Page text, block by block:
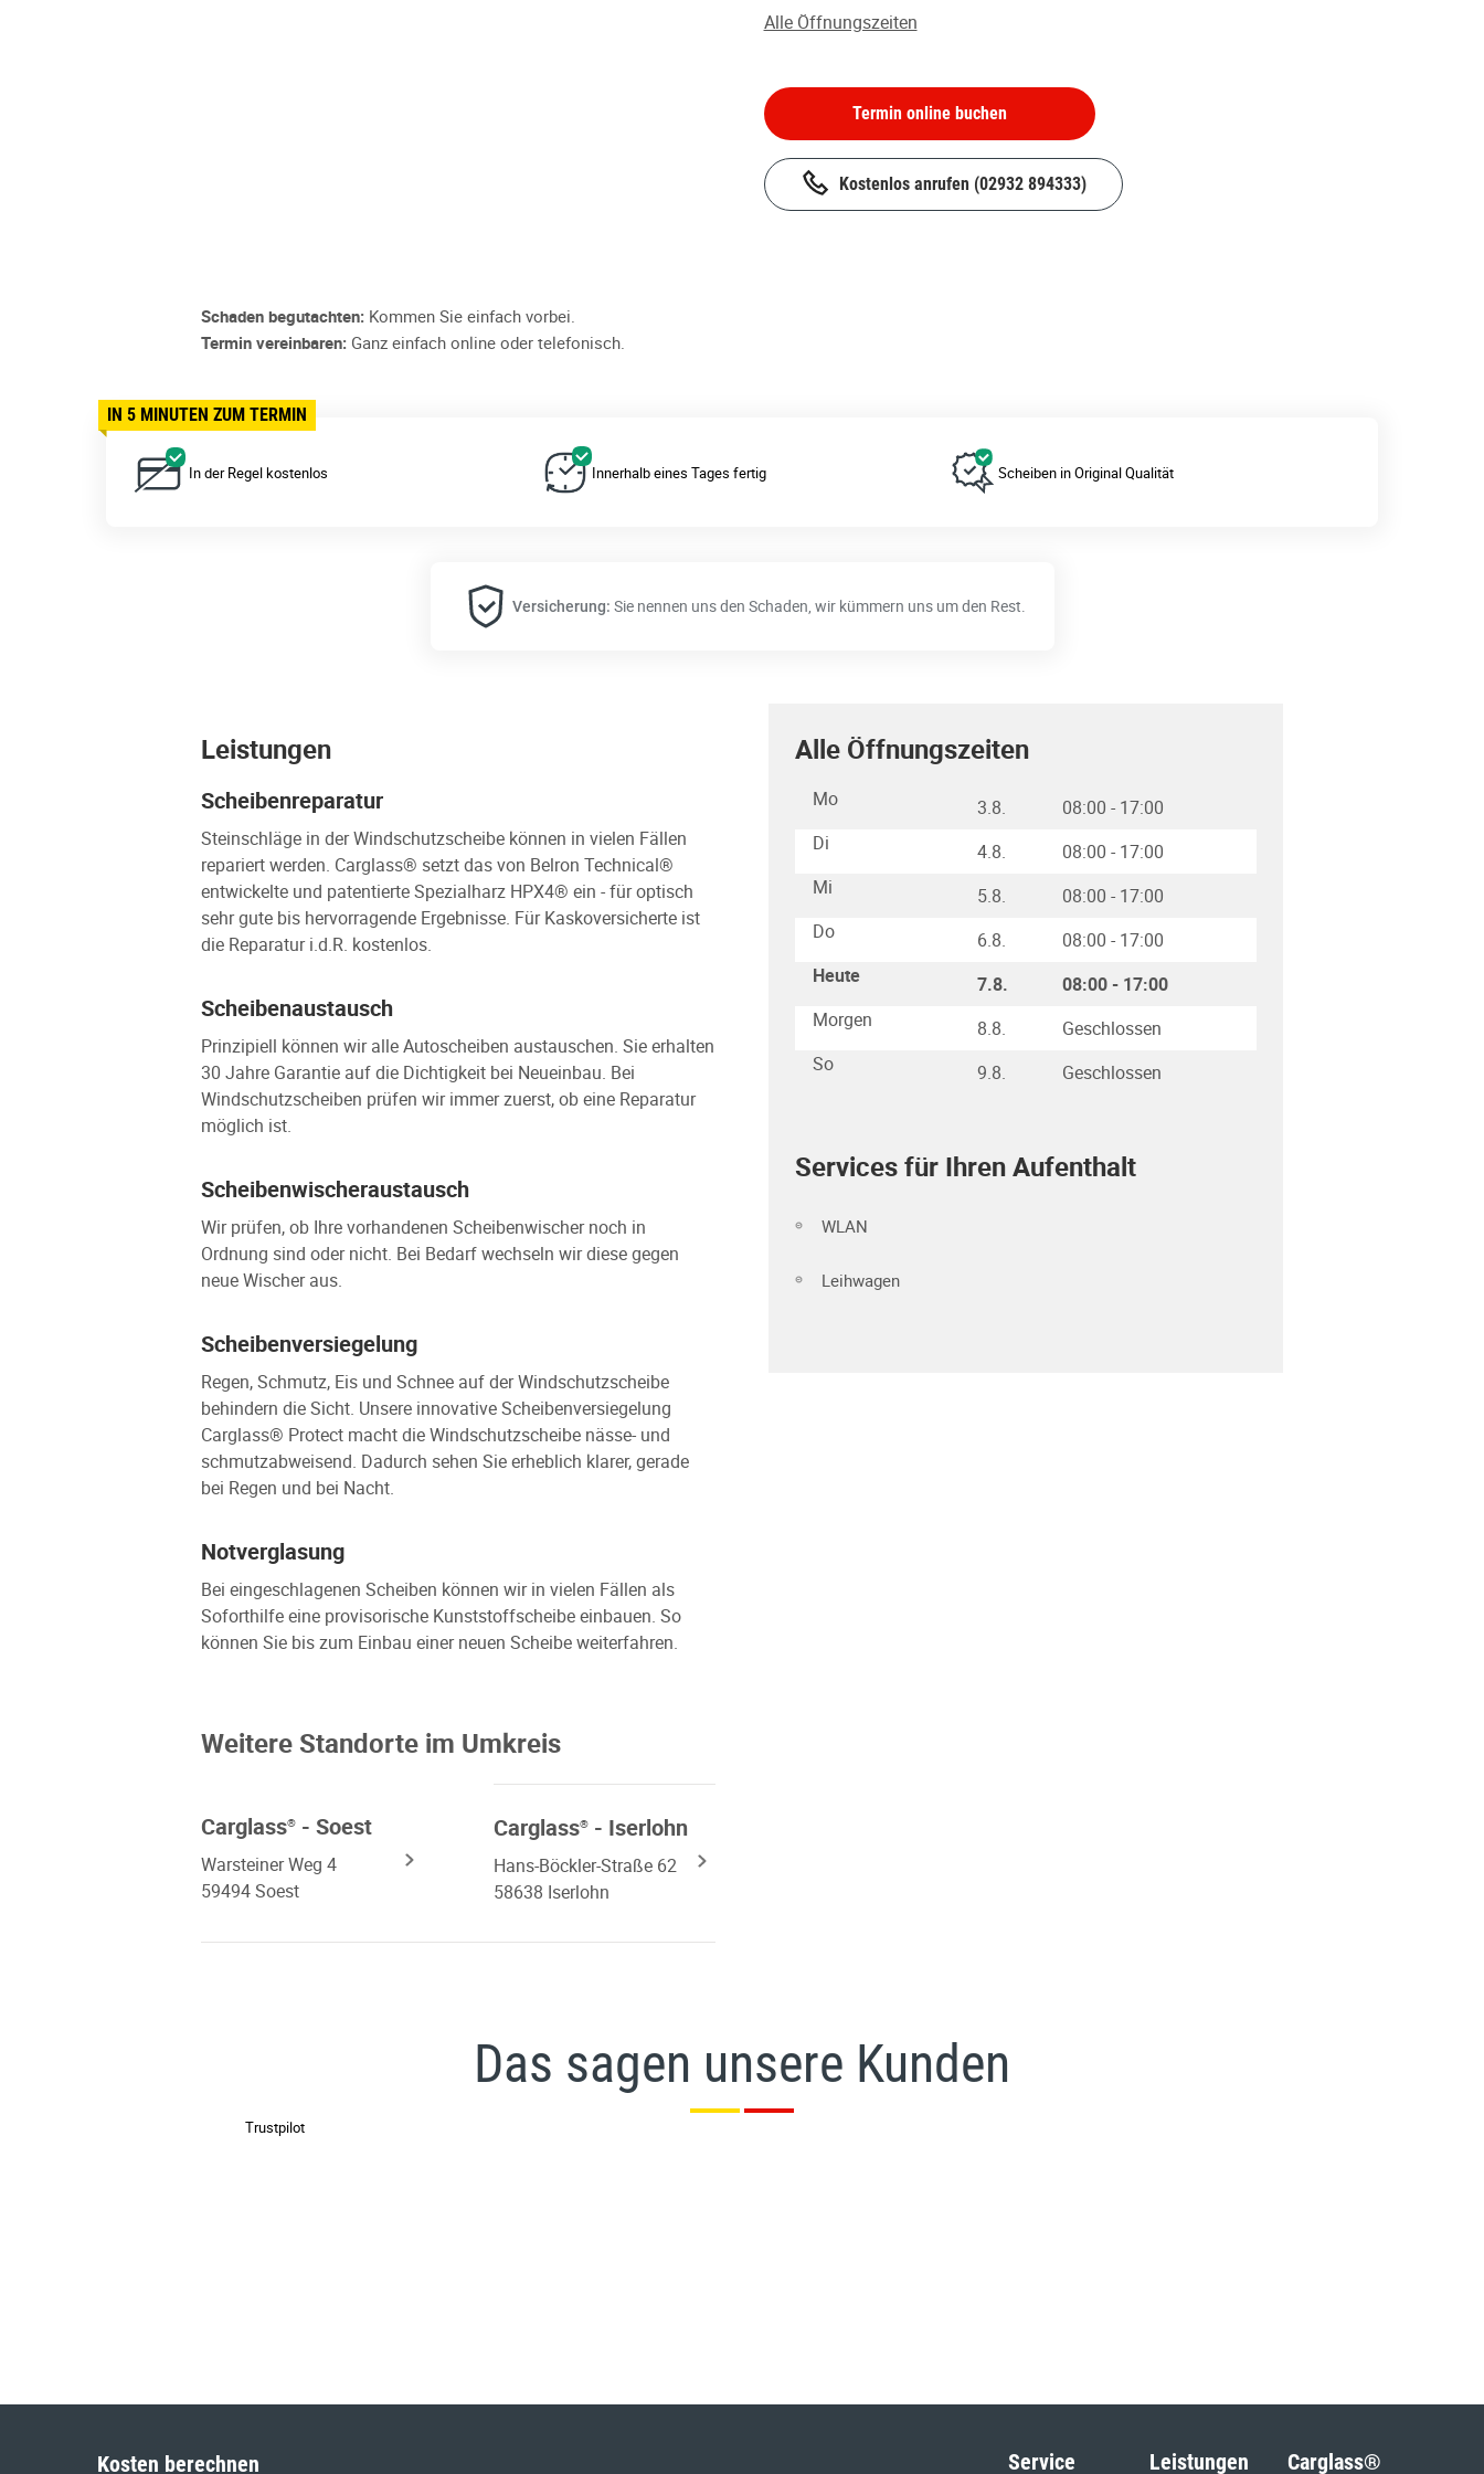
Alle Öffnungszeiten
Termin online buchen
Kostenlos anrufen (02932 894333)
Schaden begutachten: Kommen Sie einfach vorbei.
Termin vereinbaren: Ganz einfach online oder telefonisch.
IN 5 MINUTEN ZUM TERMIN
In der Regel kostenlos Innerhalb eines Tages fertig Scheiben in Original Qualität
Versicherung: Sie nennen uns den Schaden, wir kümmern uns um den Rest.
Leistungen
Scheibenreparatur
Steinschläge in der Windschutzscheibe können in vielen Fällen
repariert werden. Carglass® setzt das von Belron Technical®
entwickelte und patentierte Spezialharz HPX4® ein - für optisch
sehr gute bis hervorragende Ergebnisse. Für Kaskoversicherte ist
die Reparatur i.d.R. kostenlos.
Scheibenaustausch
Prinzipiell können wir alle Autoscheiben austauschen. Sie erhalten
30 Jahre Garantie auf die Dichtigkeit bei Neueinbau. Bei
Windschutzscheiben prüfen wir immer zuerst, ob eine Reparatur
möglich ist.
Scheibenwischeraustausch
Wir prüfen, ob Ihre vorhandenen Scheibenwischer noch in
Ordnung sind oder nicht. Bei Bedarf wechseln wir diese gegen
neue Wischer aus.
Scheibenversiegelung
Regen, Schmutz, Eis und Schnee auf der Windschutzscheibe
behindern die Sicht. Unsere innovative Scheibenversiegelung
Carglass® Protect macht die Windschutzscheibe nässe- und
schmutzabweisend. Dadurch sehen Sie erheblich klarer, gerade
bei Regen und bei Nacht.
Notverglasung
Bei eingeschlagenen Scheiben können wir in vielen Fällen als
Soforthilfe eine provisorische Kunststoffscheibe einbauen. So
können Sie bis zum Einbau einer neuen Scheibe weiterfahren.
Weitere Standorte im Umkreis
Carglass® - Soest
Warsteiner Weg 4
59494 Soest
Carglass® - Iserlohn
Hans-Böckler-Straße 62
58638 Iserlohn
Alle Öffnungszeiten
Wochentag
Mo 3.8. 08:00 - 17:00
Di
4.8. 08:00 - 17:00
Mi
5.8. 08:00 - 17:00
Do
6.8. 08:00 - 17:00
Heute
7.8. 08:00 - 17:00
Morgen
8.8.
Geschlossen
So
9.8. Geschlossen
Services für Ihren Aufenthalt
WLAN
Leihwagen
Das sagen unsere Kunden
Trustpilot
Kosten berechnen Service Leistungen Carglass®